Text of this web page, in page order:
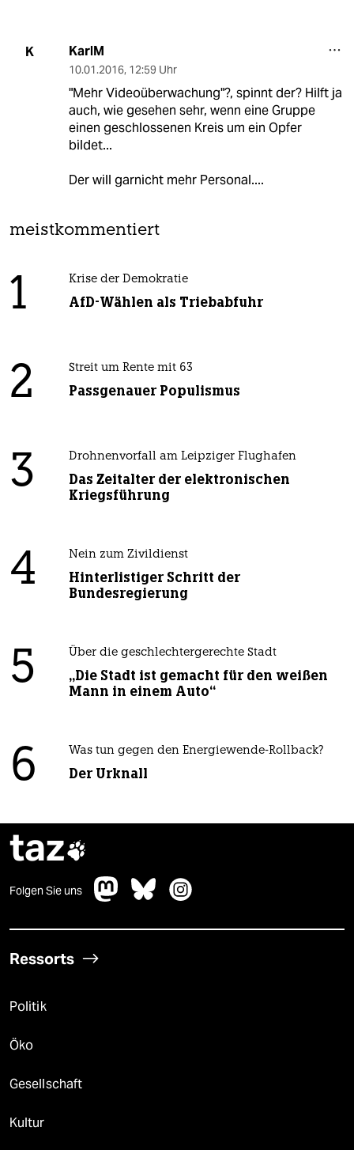
K KarlM
10.01.2016, 12:59 Uhr
"Mehr Videoüberwachung"?, spinnt der? Hilft ja
auch, wie gesehen sehr, wenn eine Gruppe
einen geschlossenen Kreis um ein Opfer
bildet...
Der will garnicht mehr Personal....
meistkommentiert
1 Krise der Demokratie
AfD-Wählen als Triebabfuhr
2 Streit um Rente mit 63
Passgenauer Populismus
3 Drohnenvorfall am Leipziger Flughafen
Das Zeitalter der elektronischen
Kriegsführung
4 Nein zum Zivildienst
Hinterlistiger Schritt der
Bundesregierung
5 Über die geschlechtergerechte Stadt
„Die Stadt ist gemacht für den weißen
Mann in einem Auto“
6 Was tun gegen den Energiewende-Rollback?
Der Urknall
taz
Folgen Sie uns
Ressorts
Politik
Öko
Gesellschaft
Kultur